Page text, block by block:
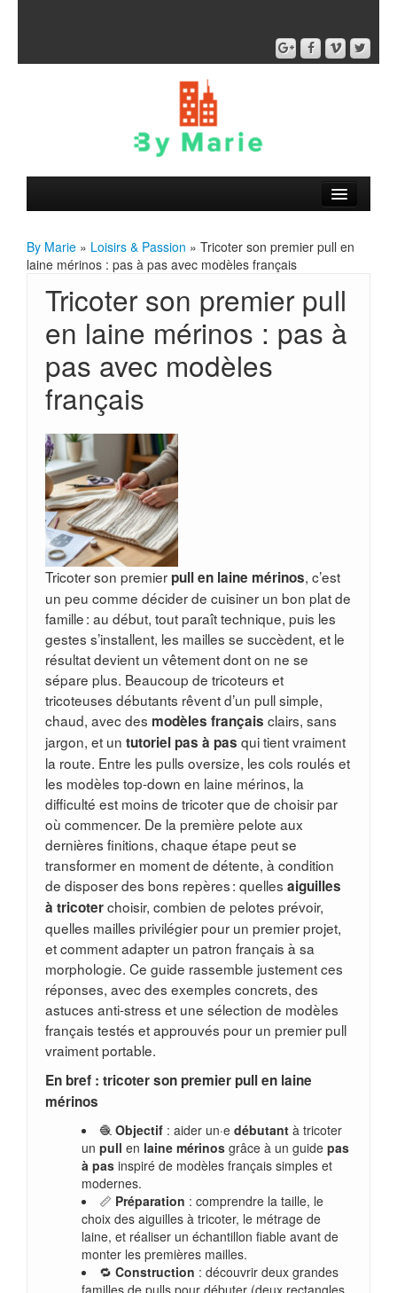
By Marie » Loisirs & Passion » Tricoter son premier pull en
laine mérinos : pas à pas avec modèles français
Tricoter son premier pull
en laine mérinos : pas à
pas avec modèles
français
Tricoter son premier pull en laine mérinos, c’est
un peu comme décider de cuisiner un bon plat de
famille : au début, tout paraît technique, puis les
gestes s’installent, les mailles se succèdent, et le
résultat devient un vêtement dont on ne se
sépare plus. Beaucoup de tricoteurs et
tricoteuses débutants rêvent d’un pull simple,
chaud, avec des modèles français clairs, sans
jargon, et un tutoriel pas à pas qui tient vraiment
la route. Entre les pulls oversize, les cols roulés et
les modèles top-down en laine mérinos, la
difficulté est moins de tricoter que de choisir par
où commencer. De la première pelote aux
dernières finitions, chaque étape peut se
transformer en moment de détente, à condition
de disposer des bons repères : quelles aiguilles
à tricoterchoisir, combien de pelotes prévoir,
quelles mailles privilégier pour un premier projet,
et comment adapter un patron français à sa
morphologie. Ce guide rassemble justement ces
réponses, avec des exemples concrets, des
astuces anti-stress et une sélection de modèles
français testés et approuvés pour un premier pull
vraiment portable.
En bref : tricoter son premier pull en laine
mérinos
🧶 Objectif: aider un·e débutantà tricoter
un pull en laine mérinosgrâce à un guide pas
à pasinspiré de modèles français simples et
modernes.
📏 Préparation : comprendre la taille, le
choix des aiguilles à tricoter, le métrage de
laine, et réaliser un échantillon fiable avant de
monter les premières mailles.
🔁 Construction : découvrir deux grandes
familles de pulls pour débuter (deux rectangles